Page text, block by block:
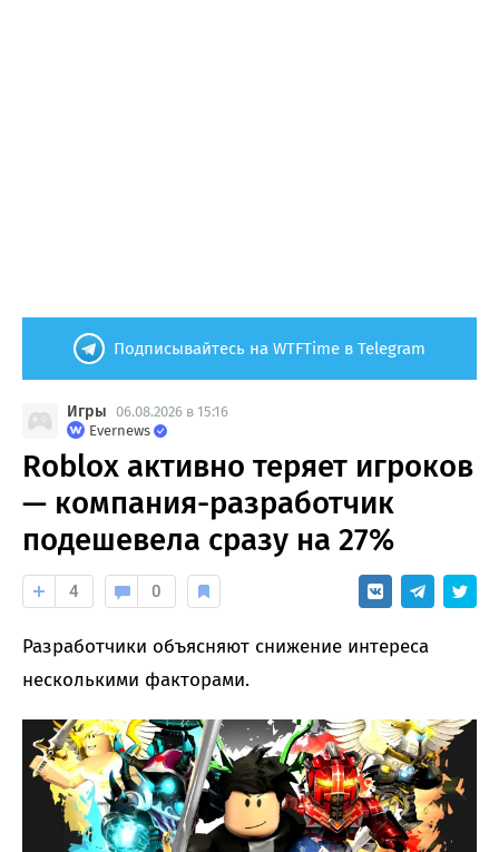
Подписывайтесь на WTFTime в Telegram
Игры 06.08.2026 в 15:16
Evernews
Roblox активно теряет игроков
— компания-разработчик
подешевела сразу на 27%
4 0
Разработчики объясняют снижение интереса
несколькими факторами.